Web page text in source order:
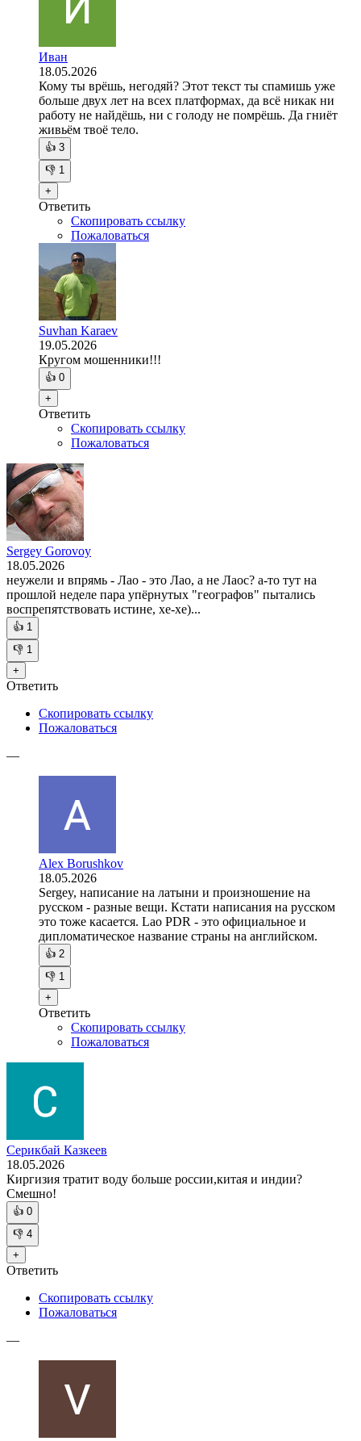
Иван
18.05.2026
Кому ты врёшь, негодяй? Этот текст ты спамишь уже
больше двух лет на всех платформах, да всё никак ни
работу не найдёшь, ни с голоду не помрёшь. Да гниёт
живьём твоё тело.
👍 3
👎 1
+
Ответить
Скопировать ссылку
Пожаловаться
Suvhan Karaev
19.05.2026
Кругом мошенники!!!
👍 0
+
Ответить
Скопировать ссылку
Пожаловаться
Sergey Gorovoy
18.05.2026
неужели и впрямь - Лао - это Лао, а не Лаос? а-то тут на
прошлой неделе пара упёрнутых "географов" пытались
воспрепятствовать истине, хе-хе)...
👍 1
👎 1
+
Ответить
Скопировать ссылку
Пожаловаться
—
Alex Borushkov
18.05.2026
Sergey, написание на латыни и произношение на
русском - разные вещи. Кстати написания на русском
это тоже касается. Lao PDR - это официальное и
дипломатическое название страны на английском.
👍 2
👎 1
+
Ответить
Скопировать ссылку
Пожаловаться
Серикбай Казкеев
18.05.2026
Киргизия тратит воду больше россии,китая и индии?
Смешно!
👍 0
👎 4
+
Ответить
Скопировать ссылку
Пожаловаться
—